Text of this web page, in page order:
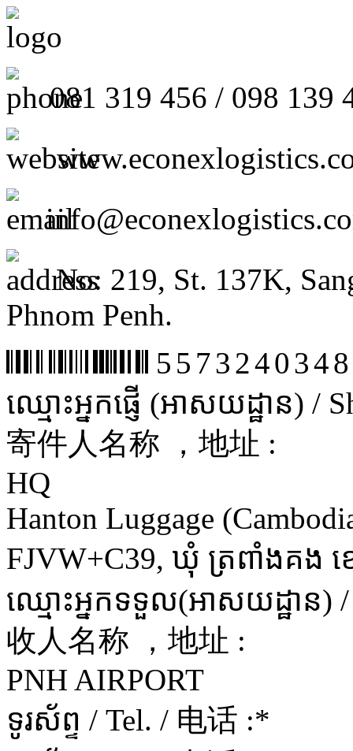
081 319 456 / 098 139
No: 219, St. 137K,
Phnom Penh.
5573240348
ឈ្មោះអ្នកផ្ញើ (អាសយដ្ឋាន) /
寄件人名称 ，地址 :
HQ
Hanton Luggage
FJVW+C39, ឃុំ ត្រពាំងគង ខ
ឈ្មោះអ្នកទទួល(អាសយដ្ឋាន) /
收人名称 ，地址 :
PNH AIRPORT
ទូរស័ព្ទ / Tel. / 电话 :*